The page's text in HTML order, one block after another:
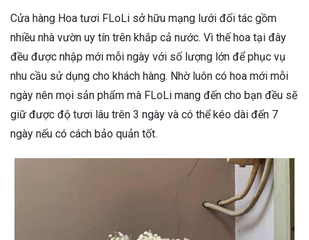
Cửa hàng Hoa tươi FLoLi sở hữu mạng lưới đối tác gồm
nhiều nhà vườn uy tín trên khắp cả nước. Vì thế hoa tại đây
đều được nhập mới mỗi ngày với số lượng lớn để phục vụ
nhu cầu sử dụng cho khách hàng. Nhờ luôn có hoa mới mỗi
ngày nên mọi sản phẩm mà FLoLi mang đến cho bạn đều sẽ
giữ được độ tươi lâu trên 3 ngày và có thể kéo dài đến 7
ngày nếu có cách bảo quản tốt.